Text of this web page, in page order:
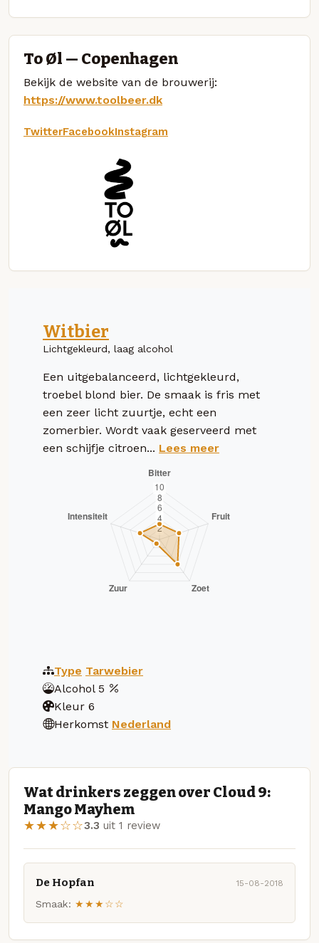
To Øl — Copenhagen
Bekijk de website van de brouwerij:
https://www.toolbeer.dk
TwitterFacebookInstagram
Witbier
Lichtgekleurd, laag alcohol
Een uitgebalanceerd, lichtgekleurd,
troebel blond bier. De smaak is fris met
een zeer licht zuurtje, echt een
zomerbier. Wordt vaak geserveerd met
een schijfje citroen... Lees meer
Type Tarwebier
Alcohol 5
Kleur 6
Herkomst Nederland
Wat drinkers zeggen over Cloud 9:
Mango Mayhem
★★★☆☆3.3 uit 1 review
De Hopfan 15-08-2018
Smaak: ★★★☆☆